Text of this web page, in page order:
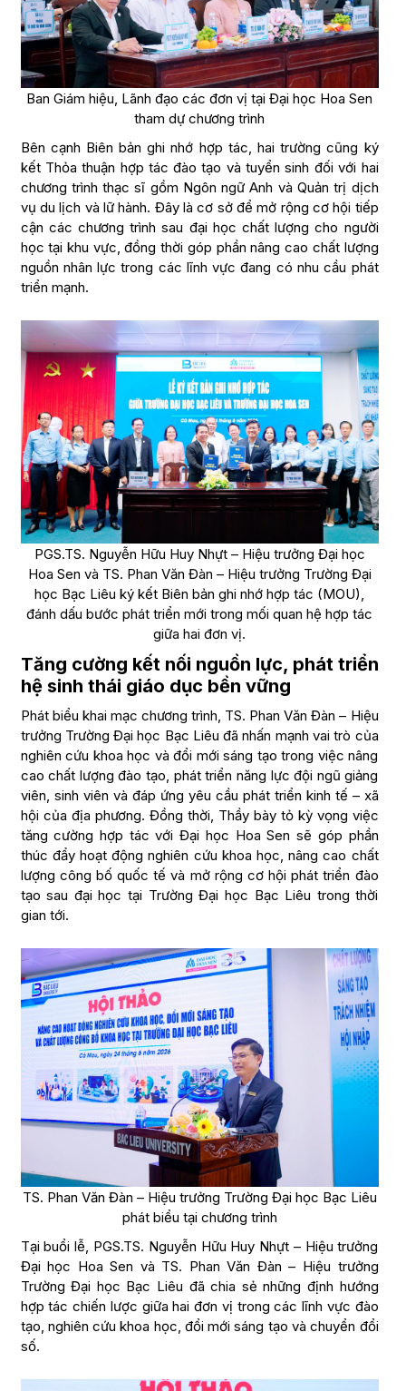
Ban Giám hiệu, Lãnh đạo các đơn vị tại Đại học Hoa Sen
tham dự chương trình
Bên cạnh Biên bản ghi nhớ hợp tác, hai trường cũng ký
kết Thỏa thuận hợp tác đào tạo và tuyển sinh đối với hai
chương trình thạc sĩ gồm Ngôn ngữ Anh và Quản trị dịch
vụ du lịch và lữ hành. Đây là cơ sở để mở rộng cơ hội tiếp
cận các chương trình sau đại học chất lượng cho người
học tại khu vực, đồng thời góp phần nâng cao chất lượng
nguồn nhân lực trong các lĩnh vực đang có nhu cầu phát
triển mạnh.
PGS.TS. Nguyễn Hữu Huy Nhựt – Hiệu trưởng Đại học
Hoa Sen và TS. Phan Văn Đàn – Hiệu trưởng Trường Đại
học Bạc Liêu ký kết Biên bản ghi nhớ hợp tác (MOU),
đánh dấu bước phát triển mới trong mối quan hệ hợp tác
giữa hai đơn vị.
Tăng cường kết nối nguồn lực, phát triển
hệ sinh thái giáo dục bền vững
Phát biểu khai mạc chương trình, TS. Phan Văn Đàn – Hiệu
trưởng Trường Đại học Bạc Liêu đã nhấn mạnh vai trò của
nghiên cứu khoa học và đổi mới sáng tạo trong việc nâng
cao chất lượng đào tạo, phát triển năng lực đội ngũ giảng
viên, sinh viên và đáp ứng yêu cầu phát triển kinh tế – xã
hội của địa phương. Đồng thời, Thầy bày tỏ kỳ vọng việc
tăng cường hợp tác với Đại học Hoa Sen sẽ góp phần
thúc đẩy hoạt động nghiên cứu khoa học, nâng cao chất
lượng công bố quốc tế và mở rộng cơ hội phát triển đào
tạo sau đại học tại Trường Đại học Bạc Liêu trong thời
gian tới.
TS. Phan Văn Đàn – Hiệu trưởng Trường Đại học Bạc Liêu
phát biểu tại chương trình
Tại buổi lễ, PGS.TS. Nguyễn Hữu Huy Nhựt – Hiệu trưởng
Đại học Hoa Sen và TS. Phan Văn Đàn – Hiệu trưởng
Trường Đại học Bạc Liêu đã chia sẻ những định hướng
hợp tác chiến lược giữa hai đơn vị trong các lĩnh vực đào
tạo, nghiên cứu khoa học, đổi mới sáng tạo và chuyển đổi
số.